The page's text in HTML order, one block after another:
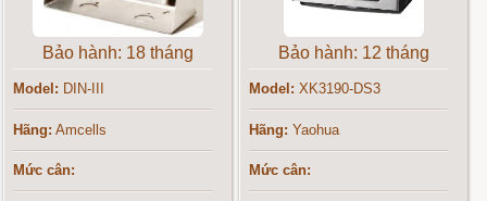
Bảo hành: 18 tháng
Model: DIN-III
Hãng: Amcells
Mức cân:
Bảo hành: 12 tháng
Model: XK3190-DS3
Hãng: Yaohua
Mức cân: